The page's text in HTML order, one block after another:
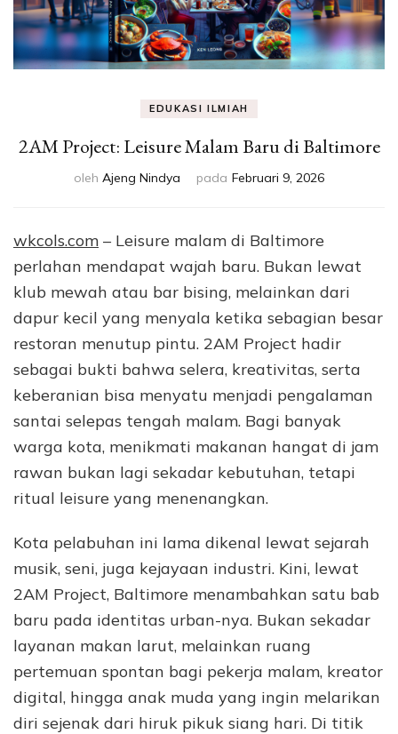
EDUKASI ILMIAH
2AM Project: Leisure Malam Baru di Baltimore
oleh Ajeng Nindya pada Februari 9, 2026
wkcols.com – Leisure malam di Baltimore
perlahan mendapat wajah baru. Bukan lewat
klub mewah atau bar bising, melainkan dari
dapur kecil yang menyala ketika sebagian besar
restoran menutup pintu. 2AM Project hadir
sebagai bukti bahwa selera, kreativitas, serta
keberanian bisa menyatu menjadi pengalaman
santai selepas tengah malam. Bagi banyak
warga kota, menikmati makanan hangat di jam
rawan bukan lagi sekadar kebutuhan, tetapi
ritual leisure yang menenangkan.
Kota pelabuhan ini lama dikenal lewat sejarah
musik, seni, juga kejayaan industri. Kini, lewat
2AM Project, Baltimore menambahkan satu bab
baru pada identitas urban-nya. Bukan sekadar
layanan makan larut, melainkan ruang
pertemuan spontan bagi pekerja malam, kreator
digital, hingga anak muda yang ingin melarikan
diri sejenak dari hiruk pikuk siang hari. Di titik